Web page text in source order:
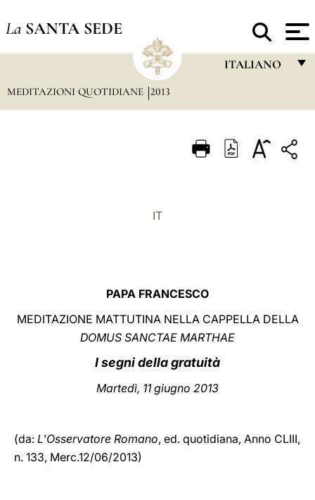
La SANTA SEDE
ITALIANO
ITALIANO
中文
LATINE
MEDITAZIONI QUOTIDIANE 2013
IT
PAPA FRANCESCO
MEDITAZIONE MATTUTINA NELLA CAPPELLA DELLA
DOMUS SANCTAE MARTHAE
I segni della gratuità
Martedì, 11 giugno 2013
(da: L'Osservatore Romano, ed. quotidiana, Anno CLIII,
n. 133, Merc.12/06/2013)